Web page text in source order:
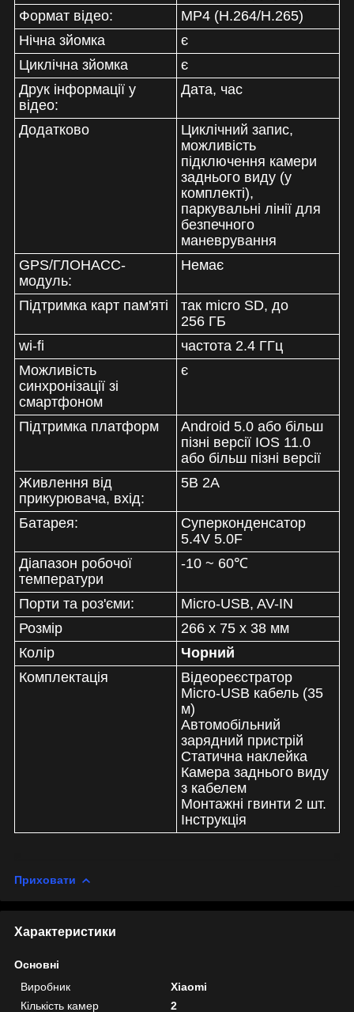
Формат відео:
MP4 (H.264/H.265)
Нічна зйомка
є
Циклічна зйомка
є
Друк інформації у
відео:
Дата, час
Додатково
Циклічний запис,
можливість
підключення камери
заднього виду (у
комплекті),
паркувальні лінії для
безпечного
маневрування
GPS/ГЛОНАСС-
модуль:
Немає
Підтримка карт пам'яті
так micro SD, до
256 ГБ
wi-fi
частота 2.4 ГГц
Можливість
синхронізації зі
смартфоном
є
Підтримка платформ
Android 5.0 або більш
пізні версії IOS 11.0
або більш пізні версії
Живлення від
прикурювача, вхід:
5В 2A
Батарея:
Суперконденсатор
5.4V 5.0F
Діапазон робочої
температури
-10 ~ 60℃
Порти та роз'єми:
Micro-USB, AV-IN
Розмір
266 x 75 x 38 мм
Колір
Чорний
Комплектація
Відеореєстратор
Micro-USB кабель (35
м)
Автомобільний
зарядний пристрій
Статична наклейка
Камера заднього виду
з кабелем
Монтажні гвинти 2 шт.
Інструкція
Приховати
Характеристики
Основні
Виробник
Xiaomi
Кількість камер
2